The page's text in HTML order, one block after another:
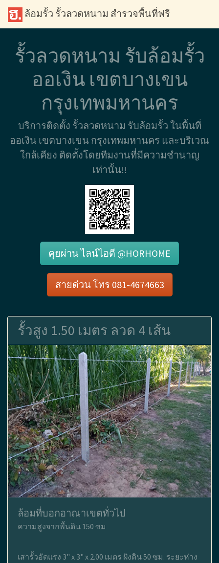
ล้อมรั้ว รั้วลวดหนาม สำรวจพื้นที่ฟรี
รั้วลวดหนาม รับล้อมรั้ว
ออเงิน เขตบางเขน
กรุงเทพมหานคร
บริการติดตั้ง รั้วลวดหนาม รับล้อมรั้ว ในพื้นที่
ออเงิน เขตบางเขน กรุงเทพมหานคร และบริเวณ
ใกล้เคียง ติดตั้งโดยทีมงานที่มีความชำนาญ
เท่านั้น!!
คุยผ่าน ไลน์ไอดี @HORHOME
สายด่วน โทร 081-4674663
รั้วสูง 1.50 เมตร ลวด 4 เส้น
ล้อมที่บอกอาณาเขตทั่วไป
ความสูงจากพื้นดิน 150 ซม
เสารั้วอัดแรง 3" x 3" x 2.00 เมตร ฝังดิน 50 ซม. ระยะห่าง